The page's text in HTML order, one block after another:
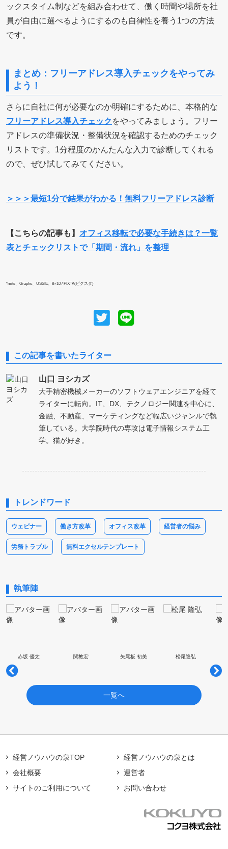
ックスタイム制などを組み合わせて、働く時間や場所を社
員が自由に選べるようにするのも自律性を養う1つの方法
です。
まとめ：フリーアドレス導入チェックをやってみ
よう！
さらに自社に何が必要なのか明確にするために、本格的な
フリーアドレス導入チェック をやってみましょう。フリー
アドレスの準備状況・整備状況を確認するためのチェック
リストです。1分程度のかんたんな入力で診断してくれる
ので、ぜひ試してみてください。
＞＞＞最短1分で結果がわかる！無料フリーアドレス診断
【こちらの記事も】 オフィス移転で必要な手続きは？一覧
表とチェックリストで「期間・流れ」を整理
*mits、Graphs、USSIE、8×10 / PIXTA(ピクスタ)
この記事を書いたライター
山口 ヨシカズ
大手精密機械メーカーのソフトウェアエンジニアを経て
ライターに転向。IT、DX、テクノロジー関連を中心に、
金融、不動産、マーケティングなど幅広いジャンルで執
筆している。大学院時代の専攻は電子情報システム工
学。猫が好き。
トレンドワード
ウェビナー 働き方改革 オフィス改革 経営者の悩み
労務トラブル 無料エクセルテンプレート
執筆陣
赤坂 優太 関教宏 矢尾板 初美 松尾隆弘
一覧へ
経営ノウハウの泉TOP
経営ノウハウの泉とは
会社概要
運営者
サイトのご利用について
お問い合わせ